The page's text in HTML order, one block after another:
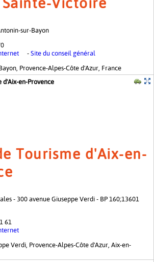
sur-Bayon
-Site du conseil général
Provence-Alpes-Côte d'Azur, France
d'Aix-en-Provence
Tourisme d'Aix-en-
- 300 avenue Giuseppe Verdi - BP 160;13601
61
Verdi, Provence-Alpes-Côte d'Azur, Aix-en-